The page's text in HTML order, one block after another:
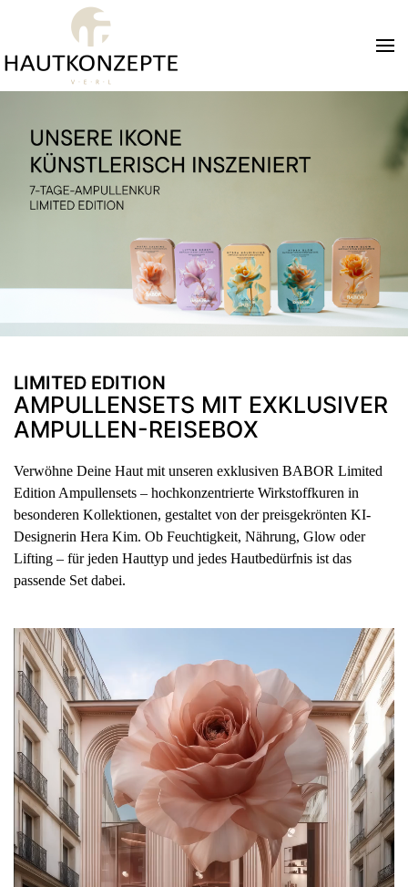
Zum Hauptinhalt springen
LIMITED EDITION
AMPULLENSETS MIT EXKLUSIVER
AMPULLEN-REISEBOX
Verwöhne Deine Haut mit unseren exklusiven BABOR Limited
Edition Ampullensets – hochkonzentrierte Wirkstoffkuren in
besonderen Kollektionen, gestaltet von der preisgekrönten KI-
Designerin Hera Kim. Ob Feuchtigkeit, Nährung, Glow oder
Lifting – für jeden Hauttyp und jedes Hautbedürfnis ist das
passende Set dabei.